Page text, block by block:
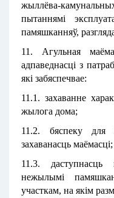
жыллёва-
пытаннямі
памяшканняў,
11. Агульная
адпаведнасці з
які забяспечвае:
11.1. захаванне
жылога дома;
11.2. бяспеку для
захаванасць маёмасці;
11.3.
нежылымі
участкам, на якім